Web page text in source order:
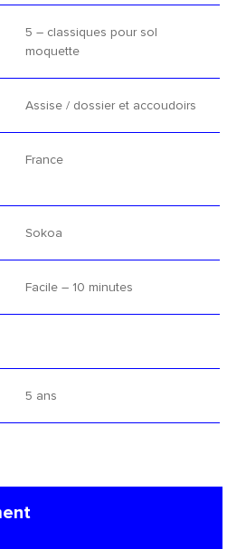
5 – classiques pour sol
moquette
Assise / dossier et accoudoirs
France
Sokoa
Facile – 10 minutes
5 ans